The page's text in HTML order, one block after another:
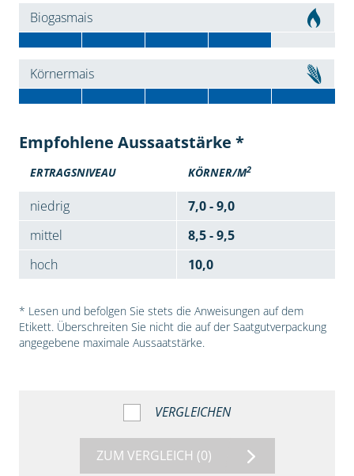
Biogasmais
Körnermais
Empfohlene Aussaatstärke *
ERTRAGSNIVEAU KÖRNER/M2
niedrig
7,0 - 9,0
mittel
8,5 - 9,5
hoch
10,0
* Lesen und befolgen Sie stets die Anweisungen auf dem
Etikett. Überschreiten Sie nicht die auf der Saatgutverpackung
angegebene maximale Aussaatstärke.
VERGLEICHEN
ZUM VERGLEICH (0)